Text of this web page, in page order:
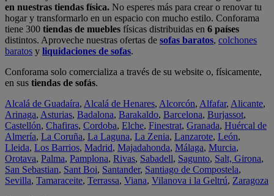
en nuestras tiendas física. No esperes más para crear o renovar tu
hogar y transformarlo en un espacio con mucho estilo. Conforama
tiene 300 tiendas de muebles físicas distribuidas en 6 países
distintos. Aproveche nuestras ofertas de sofas baratos, colchones
baratos y liquidaciones de sofas.
Conforama solo comercializa a través de su website o, físicamente,
en sus tiendas de sofás.
Alcalá de Guadaíra, Alcalá de Henares, Alcorcón, Alfafar, Alicante,
Arinaga, Asturias, Badalona, Barakaldo, Barcelona, Burjassot,
Castellón, Chafiras, Cordoba, Elche, Finestrat, Granada, Huércal de
Almería, La Coruña, La Laguna, La Zenia, Lanzarote, León,
Lleida, Los Barrios, Madrid, Majadahonda, Málaga, Murcia,
Orotava, Palma, Pamplona, Rivas, Sabadell, Sagunto, Salt, Girona,
San Sebastian, Sant Boi, Santander, Santiago de Compostela,
Sevilla, Tamaraceite, Terrassa, Viana, Vilanova i la Geltrú, Zaragoza